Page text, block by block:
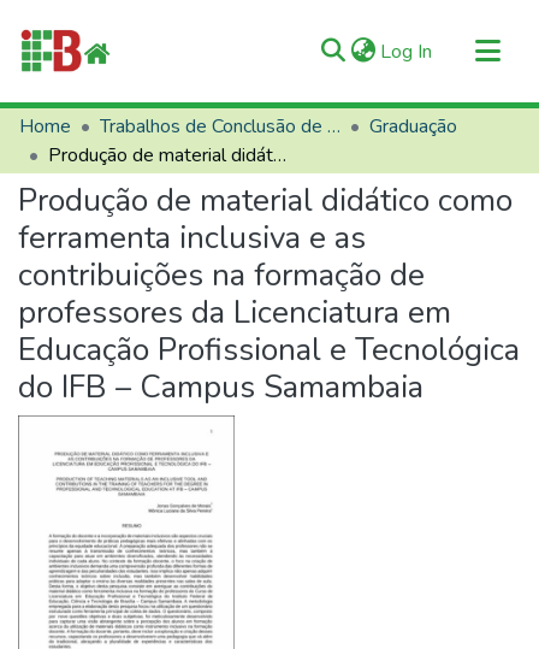
Log In (current)
Communities & Collections
All of RIIFB
Manuals and Terms
Statistics
About RIIFB
Help
Contacts
Home Trabalhos de Conclusão de Curso (TCCs)
Graduação
Produção de material didático como ferramenta inclusiva e as contribuições na formação de professores da Licenciatura em Educação Profissional e Tecnológica do IFB – Campus Samambaia
Produção de material didático como
ferramenta inclusiva e as
contribuições na formação de
professores da Licenciatura em
Educação Profissional e Tecnológica
do IFB – Campus Samambaia